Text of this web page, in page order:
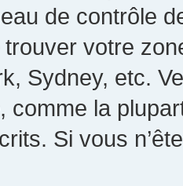
de contrôle
votre
Sydney, etc.
comme la
Si vous